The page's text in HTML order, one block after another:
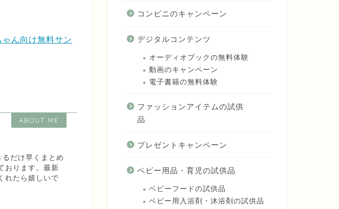
ん向け無料サン
ABOUT ME
だけ早くまとめ
おります。最新
れたら嬉しいで
コンビニのキャンペーン
デジタルコンテンツ
オーディオブックの無料体験
動画のキャンペーン
電子書籍の無料体験
ファッションアイテムの試供
品
プレゼントキャンペーン
ベビー用品・育児の試供品
ベビーフードの試供品
ベビー用入浴剤・沐浴剤の試供品